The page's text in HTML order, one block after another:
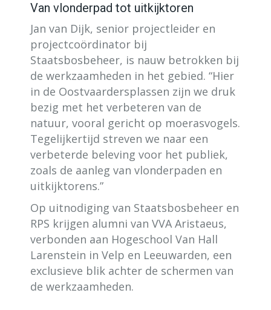
Van vlonderpad tot uitkijktoren
Jan van Dijk, senior projectleider en
projectcoördinator bij
Staatsbosbeheer, is nauw betrokken bij
de werkzaamheden in het gebied. “Hier
in de Oostvaardersplassen zijn we druk
bezig met het verbeteren van de
natuur, vooral gericht op moerasvogels.
Tegelijkertijd streven we naar een
verbeterde beleving voor het publiek,
zoals de aanleg van vlonderpaden en
uitkijktorens.”
Op uitnodiging van Staatsbosbeheer en
RPS krijgen alumni van VVA Aristaeus,
verbonden aan Hogeschool Van Hall
Larenstein in Velp en Leeuwarden, een
exclusieve blik achter de schermen van
de werkzaamheden.